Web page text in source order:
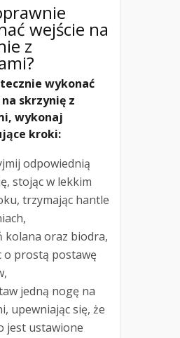
wejście na
z
wykonać
skrzynię z
wykonaj
kroki:
odpowiednią
stojąc w lekkim
trzymając hantle
kolana oraz biodra,
o prostą postawę
jedną nogę na
upewniając się, że
jest ustawione